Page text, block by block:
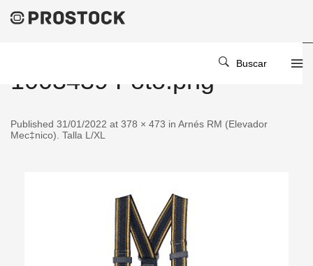
Buscar
1003439 Foto.png
Published 31/01/2022 at 378 × 473 in Arnés RM (Elevador
Mec‡nico). Talla L/XL